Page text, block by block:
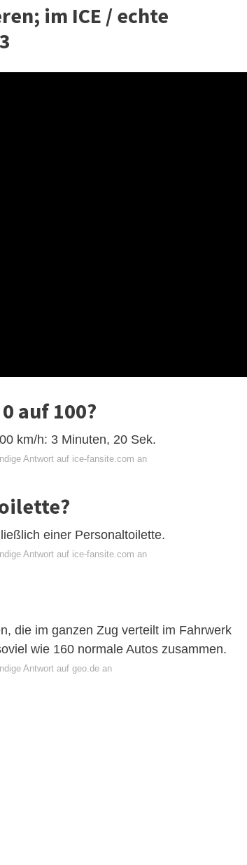
im ICE / echte
auf 100?
km/h: 3 Minuten, 20 Sek.
Antwort auf ice-fansite.com an
einer Personaltoilette.
Antwort auf ice-fansite.com an
die im ganzen Zug verteilt im Fahrwerk
wie 160 normale Autos zusammen.
Antwort auf geo.de an